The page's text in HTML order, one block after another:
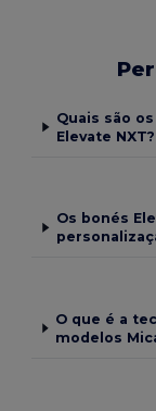
Quais são
Elevate NXT?
Os bonés
O que é a
modelos